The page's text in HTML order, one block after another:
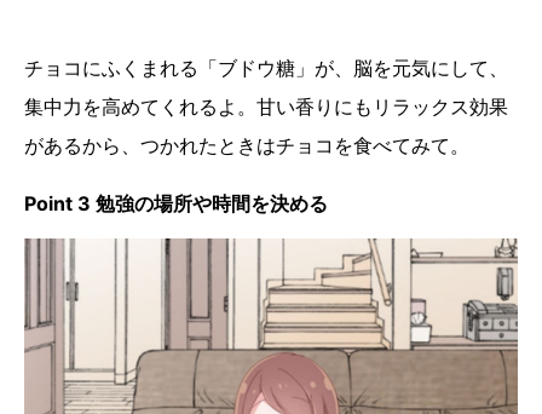
チョコにふくまれる「ブドウ糖」が、脳を元気にして、
集中力を高めてくれるよ。甘い香りにもリラックス効果
があるから、つかれたときはチョコを食べてみて。
Point 3 勉強の場所や時間を決める